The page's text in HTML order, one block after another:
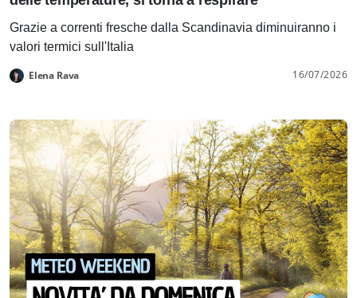
Grazie a correnti fresche dalla Scandinavia diminuiranno i
valori termici sull'Italia
Elena Rava 16/07/2026